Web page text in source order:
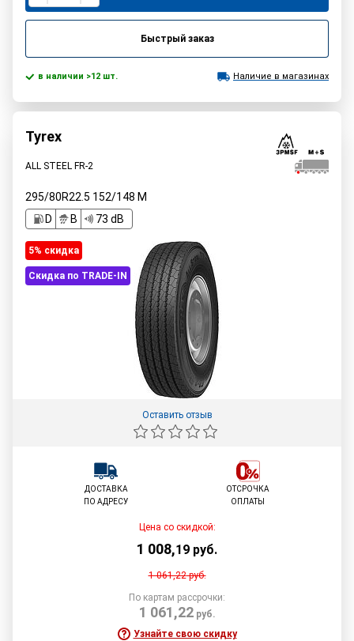
Быстрый заказ
в наличии >12 шт. Наличие в магазинах
Tyrex
ALL STEEL FR-2
295/80R22.5 152/148 M
D
B 73 dB
5% cкидка
Скидка по TRADE-IN
Оставить отзыв
ДОСТАВКА
ПО АДРЕСУ
ОТСРОЧКА
ОПЛАТЫ
Цена со скидкой:
1 008,19 руб.
1 061,22руб.
По картам рассрочки:
1 061,22руб.
Узнайте свою скидку